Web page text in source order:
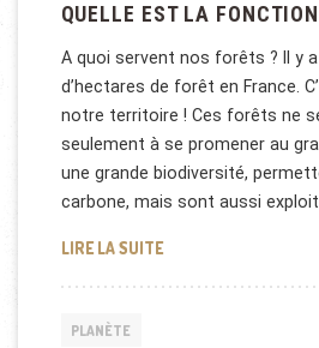
QUELLE EST LA
A quoi servent nos forêts ? Il y
d’hectares de forêt en France.
notre territoire ! Ces forêts ne
seulement à se promener au
une grande biodiversité,
carbone, mais sont aussi
LIRE LA SUITEQUELLE EST LA
PLANÈTE